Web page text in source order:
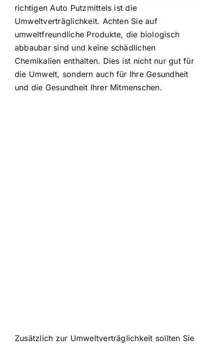
richtigen Auto Putzmittels ist die
Umweltverträglichkeit. Achten Sie auf
umweltfreundliche Produkte, die biologisch
abbaubar sind und keine schädlichen
Chemikalien enthalten. Dies ist nicht nur gut für
die Umwelt, sondern auch für Ihre Gesundheit
und die Gesundheit Ihrer Mitmenschen.
Zusätzlich zur Umweltverträglichkeit sollten Sie